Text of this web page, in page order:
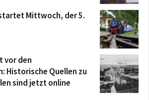
Mittwoch, der 5.
vor den
Historische Quellen zu
sind jetzt online